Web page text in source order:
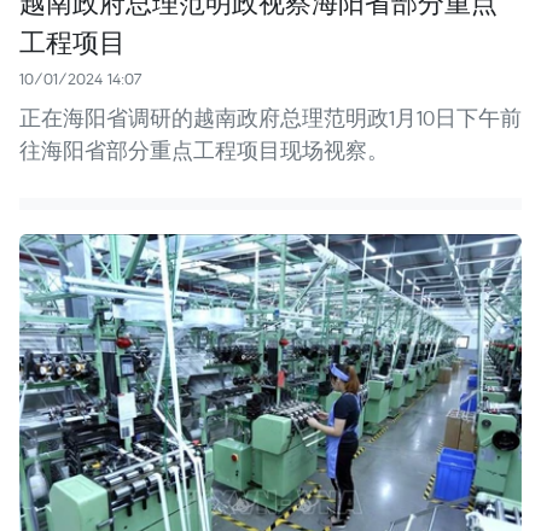
工程项目
10/01/2024 14:07
正在海阳省调研的越南政府总理范明政1月10日下午前
往海阳省部分重点工程项目现场视察。